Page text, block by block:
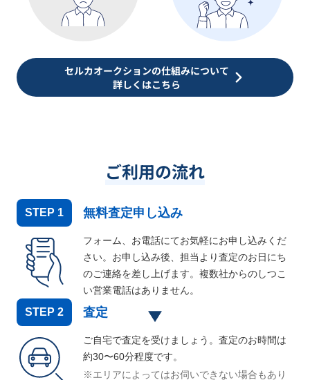
セルカオークションの仕組みについて
詳しくはこちら
ご利用の流れ
STEP 1 無料査定申し込み
フォーム、お電話にてお気軽にお申し込みくだ
さい。お申し込み後、担当より査定のお日にち
のご連絡を差し上げます。複数社からのしつこ
い営業電話はありません。
STEP 2 査定
ご自宅で査定を受けましょう。査定のお時間は
約30〜60分程度です。
※エリアによってはお伺いできない場合もあり